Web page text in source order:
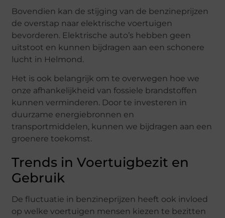
Bovendien kan de stijging van de benzineprijzen
de overstap naar elektrische voertuigen
bevorderen. Elektrische auto’s hebben geen
uitstoot en kunnen bijdragen aan een schonere
lucht in Helmond.
Het is ook belangrijk om te overwegen hoe we
onze afhankelijkheid van fossiele brandstoffen
kunnen verminderen. Door te investeren in
duurzame energiebronnen en
transportmiddelen, kunnen we bijdragen aan een
groenere toekomst.
Trends in Voertuigbezit en
Gebruik
De fluctuatie in benzineprijzen heeft ook invloed
op welke voertuigen mensen kiezen te bezitten